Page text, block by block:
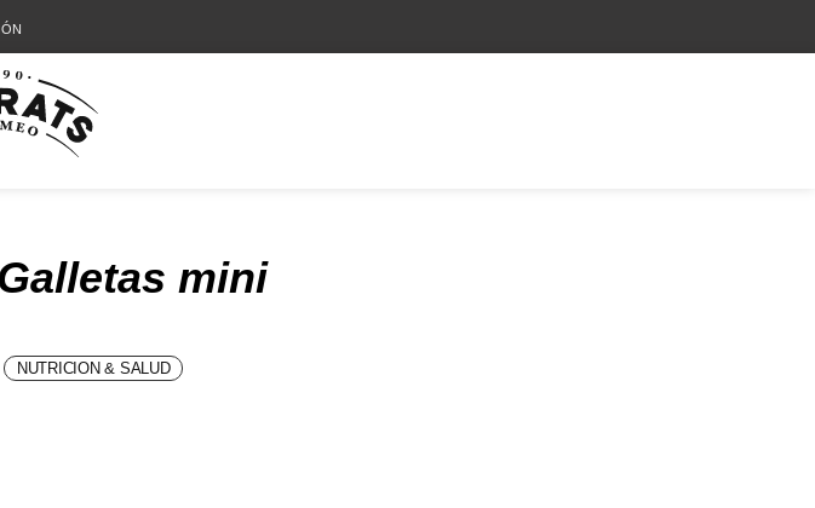
mini
NUTRICION & SALUD